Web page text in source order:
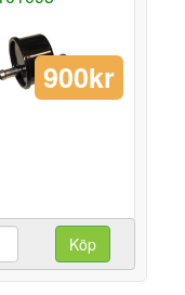
900kr
Köp